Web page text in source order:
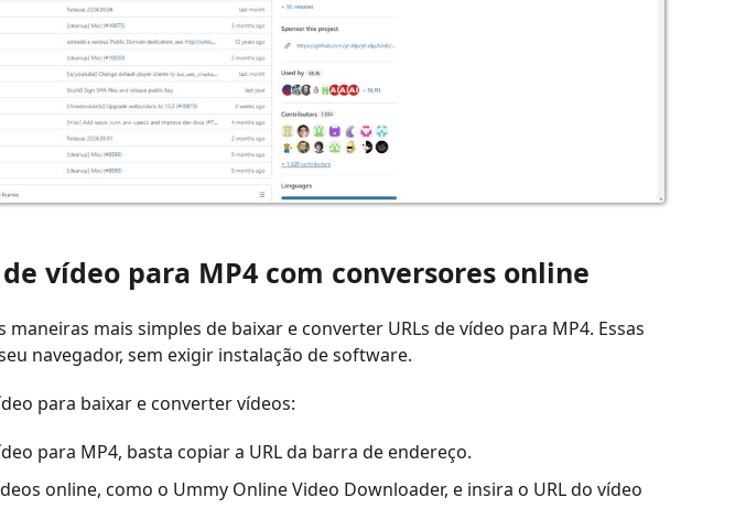
vídeo para MP4 com conversores online
mais simples de baixar e converter URLs de vídeo para MP4. Essas
navegador, sem exigir instalação de software.
para baixar e converter vídeos:
para MP4, basta copiar a URL da barra de endereço.
online, como o Ummy Online Video Downloader, e insira o URL do vídeo